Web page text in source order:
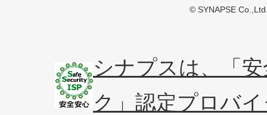
© SYNAPSE
シナプスは、「
ク」 認定プロバ